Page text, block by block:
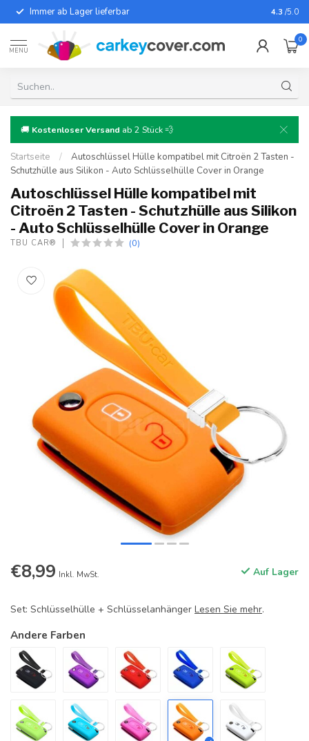
Immer ab Lager lieferbar Für fast
4.3 /5.0
MENU
0
🚚 Kostenloser Versand ab 2 Stück 💨
Startseite /
Autoschlüssel Hülle kompatibel mit Citroën 2 Tasten -
Schutzhülle aus Silikon - Auto Schlüsselhülle Cover in Orange
Autoschlüssel Hülle kompatibel mit
Citroën 2 Tasten - Schutzhülle aus Silikon
- Auto Schlüsselhülle Cover in Orange
TBU CAR® (0)
€8,99 Inkl. MwSt. Auf Lager
Set: Schlüsselhülle + Schlüsselanhänger Lesen Sie mehr.
Andere Farben